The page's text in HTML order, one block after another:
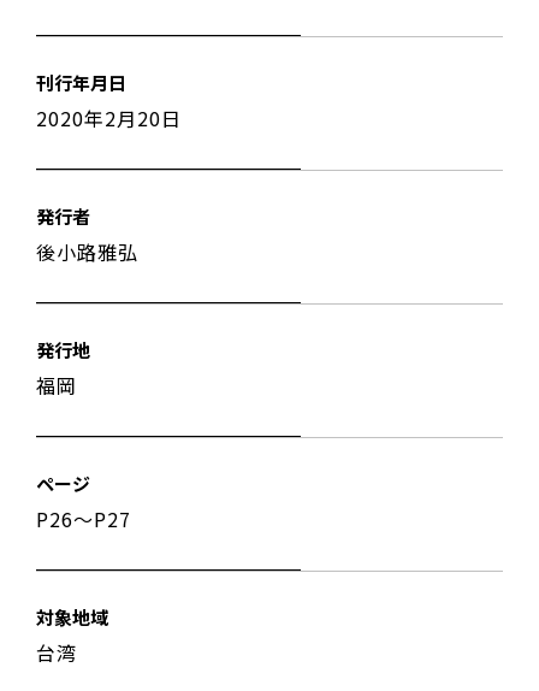
刊行年月日
2020年2月20日
発行者
後小路雅弘
発行地
福岡
ページ
P26〜P27
対象地域
台湾